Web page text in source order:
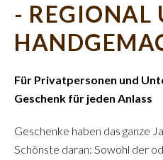
- REGIONAL
Für Privatpersonen und
Geschenk für jeden Anlass
Geschenke haben das ganze
Schönste daran: Sowohl der